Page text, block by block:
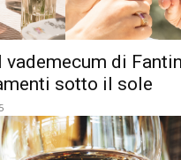
vademecum di
sotto il sole